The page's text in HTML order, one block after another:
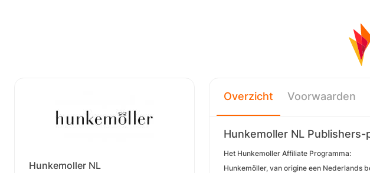
Hunkemoller NL
Overzicht Voorwaarden
Hunkemoller NL Publishers-
Het Hunkemoller Affiliate Programma:
Hunkemöller, van origine een Nederlands